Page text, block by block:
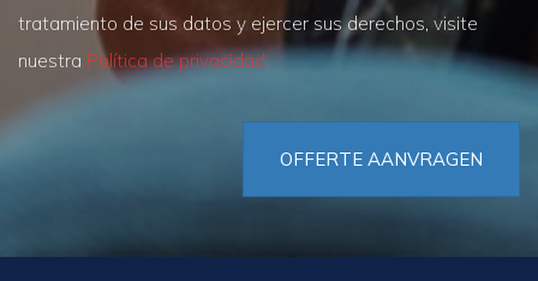
tratamiento de sus datos y ejercer sus derechos, visite
nuestra Política de privacidad
OFFERTE AANVRAGEN